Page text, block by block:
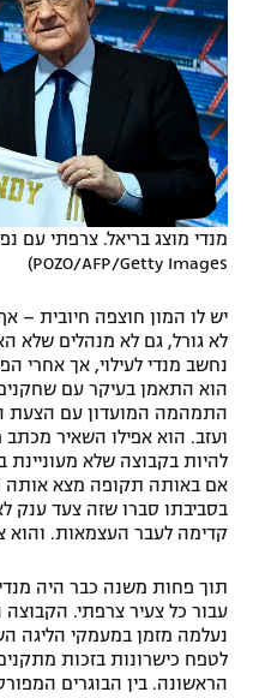
POZO/AFP/Getty Images)
יש לו המון חוצפה חיובית –
לא גורל, גם לא מנהלים שלא
נחשב מנדי לעילוי, אך אחרי
התמהמה המועדון עם הצעת
ועזב. הוא אפילו השאיר מכתב
להיות בקבוצה שלא
אם באותה תקופה מצא אותה
בסביבתו סברו שזה צעד ענק
קדימה לעבר העצמאות. והוא
תוך פחות משנה כבר היה
עבור כל צעיר צרפתי.
נעלמה מזמן במעמקי הליגה
לטפח כישרונות בזכות
הראשונה. בין הבוגרים